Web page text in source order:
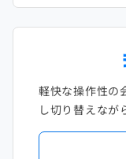
軽快な操作性の
し切り替えなが